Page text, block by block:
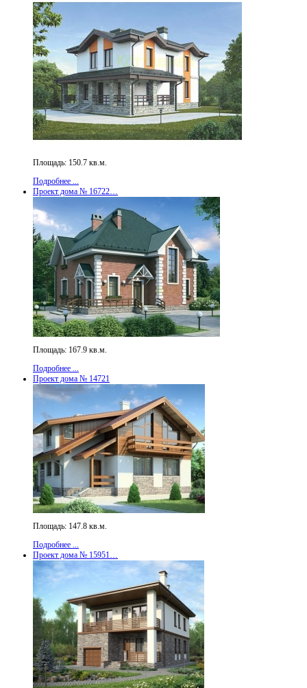
Площадь: 150.7 кв.м.
Подробнее ...
Проект дома № 16722…
Площадь: 167.9 кв.м.
Подробнее ...
Проект дома № 14721
Площадь: 147.8 кв.м.
Подробнее ...
Проект дома № 15951…